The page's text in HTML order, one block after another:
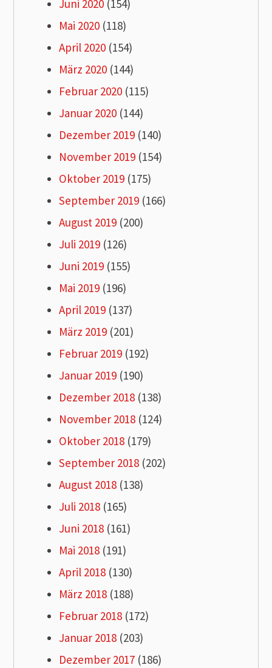
Juni 2020 (154)
Mai 2020 (118)
April 2020 (154)
März 2020 (144)
Februar 2020 (115)
Januar 2020 (144)
Dezember 2019 (140)
November 2019 (154)
Oktober 2019 (175)
September 2019 (166)
August 2019 (200)
Juli 2019 (126)
Juni 2019 (155)
Mai 2019 (196)
April 2019 (137)
März 2019 (201)
Februar 2019 (192)
Januar 2019 (190)
Dezember 2018 (138)
November 2018 (124)
Oktober 2018 (179)
September 2018 (202)
August 2018 (138)
Juli 2018 (165)
Juni 2018 (161)
Mai 2018 (191)
April 2018 (130)
März 2018 (188)
Februar 2018 (172)
Januar 2018 (203)
Dezember 2017 (186)